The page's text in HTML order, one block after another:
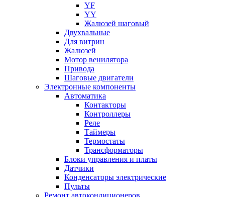
YF
YY
Жалюзей шаговый
Двухвальные
Для витрин
Жалюзей
Мотор венилятора
Привода
Шаговые двигатели
Электронные компоненты
Автоматика
Контакторы
Контроллеры
Реле
Таймеры
Термостаты
Трансформаторы
Блоки управления и платы
Датчики
Конденсаторы электрические
Пульты
Ремонт автокондиционеров